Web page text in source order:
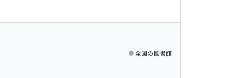
全国の図書館